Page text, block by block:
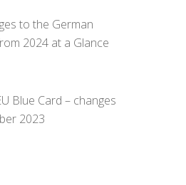
to the German
2024 at a Glance
Blue Card – changes
2023